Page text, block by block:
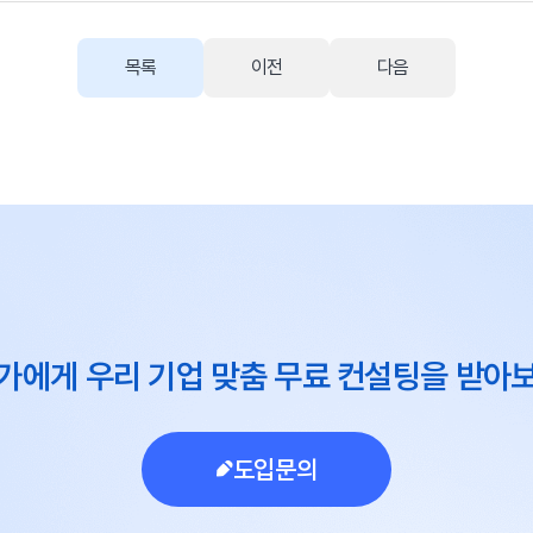
목록 이전 다음
에게 우리 기업 맞춤 무료 컨설팅을 받아
도입문의